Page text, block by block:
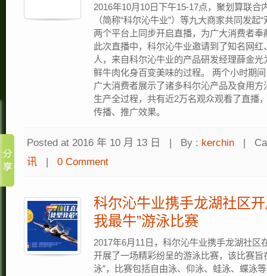
2016年10月10日下午15-17点，聚划算联合
（简称“科尔沁牛业”）等九大商家共同发起
两个平台上同步开启直播，为广大消费者
此次直播中，科尔沁牛业邀请到了知名网红
人，来自科尔沁牛业的产品研发经理薛金
鲜牛肉化身百变美味的过程。 两个小时期
广大消费者展示了诸多科尔沁产品及食用
生产全过程，共有近2万名观众观看了直播
传播、推广效果。
Posted at 2016 年 10 月 13 日 | By : kerchin |
讯
| 0 Comment
科尔沁牛业携手龙湖社区
我最牛”游泳比赛
2017年6月11日，科尔沁牛业携手龙湖社区
开展了一场精彩纷呈的游泳比赛，该比赛旨
泳”，比赛包括自由泳、仰泳、蛙泳、蝶泳